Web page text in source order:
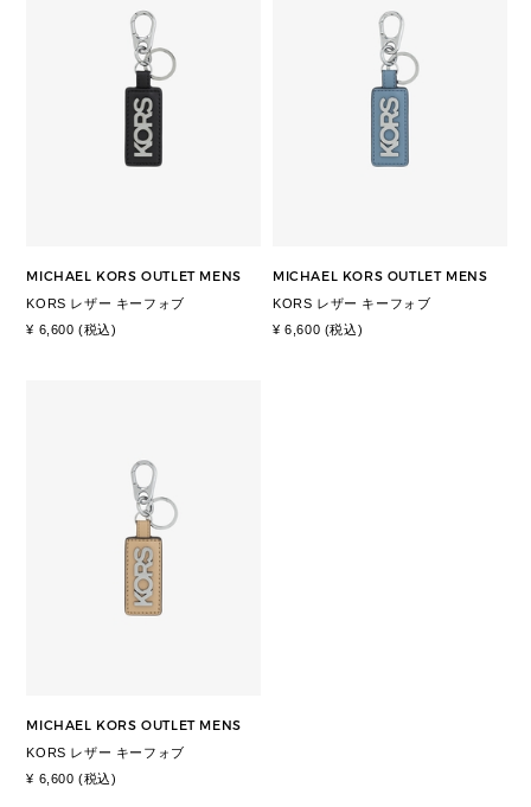
MICHAEL KORS OUTLET MENS
KORS レザー キーフォブ
¥ 6,600 (税込)
MICHAEL KORS OUTLET MENS
KORS レザー キーフォブ
¥ 6,600 (税込)
MICHAEL KORS OUTLET MENS
KORS レザー キーフォブ
¥ 6,600 (税込)